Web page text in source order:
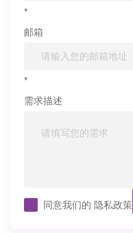
*
邮箱
*
需求描述
同意我们的 隐私政策